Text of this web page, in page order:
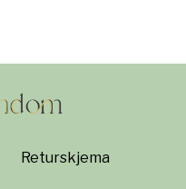
Returskjema